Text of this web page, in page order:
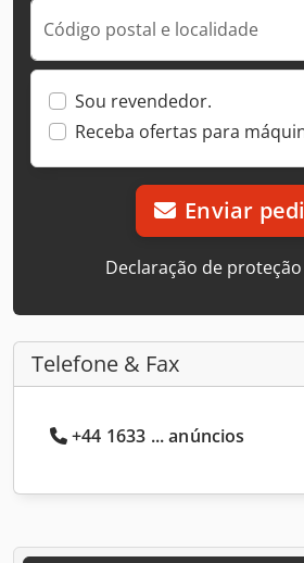
Código postal e localidade
Sou revendedor.
Receba ofertas para
Enviar
Declaração de
Telefone & Fax
+44 1633 ... anúncios